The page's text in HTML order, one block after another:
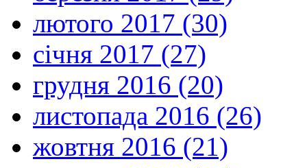
лютого 2017 (30)
січня 2017 (27)
грудня 2016 (20)
листопада 2016 (26)
жовтня 2016 (21)